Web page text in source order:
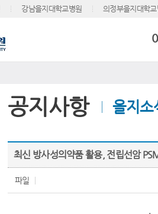
강남을지대학교병원 의정부을지대학교
공지사항 을지소
최신 방사성의약품 활용, 전립선암
파일